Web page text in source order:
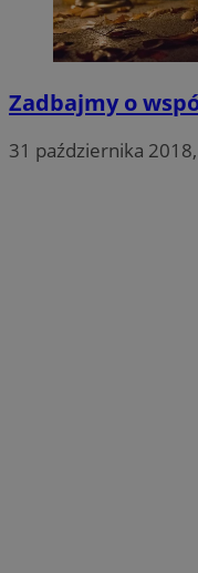
Zadbajmy o
31 października